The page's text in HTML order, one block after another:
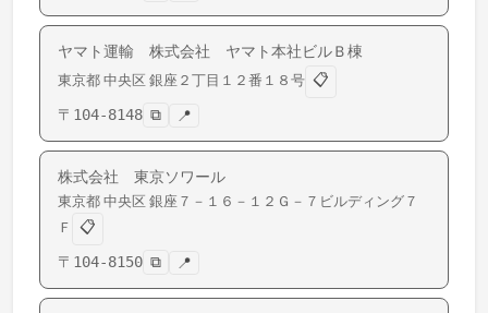
ヤマト運輸 株式会社 ヤマト本社ビルＢ棟
東京都 中央区 銀座 ２丁目１２番１８号 📋
〒 104-8148 ⧉ 📍
株式会社 東京ソワール
東京都 中央区 銀座 ７－１６－１２Ｇ－７ビルディング７
Ｆ
📋
〒 104-8150 ⧉ 📍